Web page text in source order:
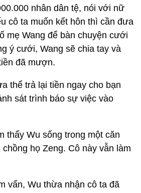
nhân dân tệ, nói với nữ
cô ta muốn kết hôn thì cần đưa
mẹ Wang để bàn chuyện cưới
ý cưới, Wang sẽ chia tay và
đã mượn.
thể trả lại tiền ngay cho bạn
sát trình báo sự việc vào
thấy Wu sống trong một căn
họ Zeng. Cô này vẫn làm
vấn, Wu thừa nhận cô ta đã